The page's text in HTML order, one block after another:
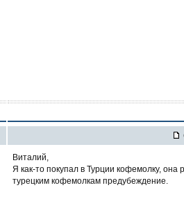
Виталий,
Я как-то покупал в Турции кофемолку,
турецким кофемолкам предубеждение.